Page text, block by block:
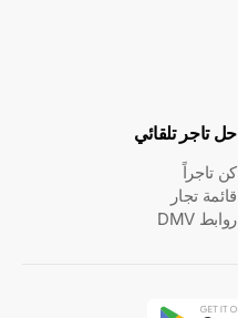
حل تاجر تلقائي
كن تاجراً
قائمة تجار
روابط DMV